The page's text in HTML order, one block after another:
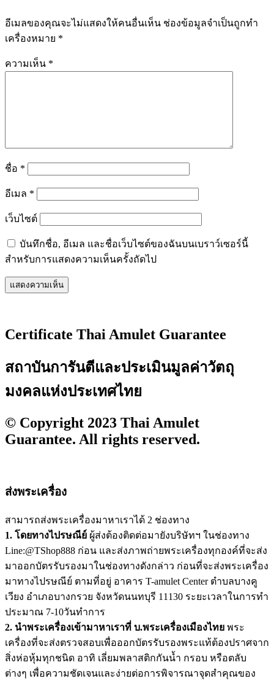
อีเมลของคุณจะไม่แสดงให้คนอื่นเห็น ช่องข้อมูลจำเป็นถูกทำ
เครื่องหมาย *
ความเห็น *
ชื่อ *
อีเมล *
เว็บไซต์
บันทึกชื่อ, อีเมล และชื่อเว็บไซต์ของฉันบนเบราว์เซอร์นี้
สำหรับการแสดงความเห็นครั้งถัดไป
Certificate Thai Amulet Guarantee
สถาบันการันตีและประเมินมูลค่าวัตถุ
มงคลแห่งประเทศไทย
© Copyright 2023 Thai Amulet
Guarantee. All rights reserved.
ส่งพระเครื่อง
สามารถส่งพระเครื่องมาหาเราได้ 2 ช่องทาง
1. โดยทางไปรษณีย์ ผู้ส่งต้องติดต่อมายังบริษัทฯ ในช่องทาง
Line:@TShop888 ก่อน และส่งภาพถ่ายพระเครื่องทุกองค์ที่จะส่ง
มาออกบัตรรับรองมาในช่องทางดังกล่าว ก่อนที่จะส่งพระเครื่อง
มาทางไปรษณีย์ ตามที่อยู่ อาคาร T-amulet Center ตำบลบางคู
เวียง อำเภอบางกรวย จังหวัดนนทบุรี 11130 ระยะเวลาในการทำ
ประมาณ 7-10วันทำการ
2. นำพระเครื่องเข้ามาหาเราที่ บ.พระเครื่องเมืองไทย พระ
เครื่องที่จะส่งตรวจสอบเพื่อออกบัตรรับรองพระแท้ต้องปราศจาก
สิ่งห่อหุ้มทุกชนิด อาทิ เลี่ยมพลาสติกกันน้ำ กรอบ หรือตลับ
ต่างๆ เพื่อความชัดเจนและง่ายต่อการพิจารณาจุดสำคุณของ